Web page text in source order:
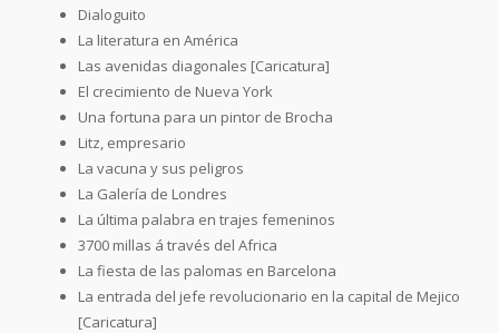
Dialoguito
La literatura en América
Las avenidas diagonales [Caricatura]
El crecimiento de Nueva York
Una fortuna para un pintor de Brocha
Litz, empresario
La vacuna y sus peligros
La Galería de Londres
La última palabra en trajes femeninos
3700 millas á través del Africa
La fiesta de las palomas en Barcelona
La entrada del jefe revolucionario en la capital de Mejico
[Caricatura]